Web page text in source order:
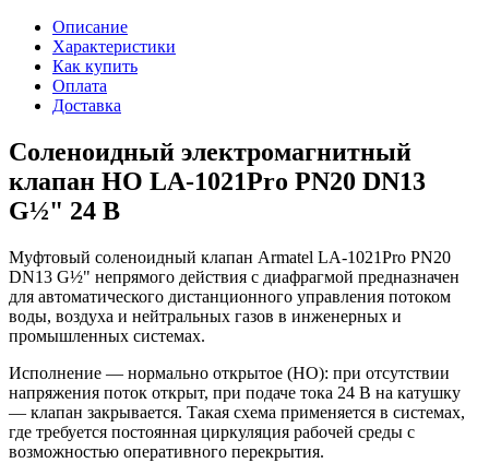
Описание
Характеристики
Как купить
Оплата
Доставка
Соленоидный электромагнитный
клапан НО LA-1021Pro PN20 DN13
G½" 24 В
Муфтовый соленоидный клапан Armatel LA-1021Pro PN20
DN13 G½" непрямого действия с диафрагмой предназначен
для автоматического дистанционного управления потоком
воды, воздуха и нейтральных газов в инженерных и
промышленных системах.
Исполнение — нормально открытое (НО): при отсутствии
напряжения поток открыт, при подаче тока 24 В на катушку
— клапан закрывается. Такая схема применяется в системах,
где требуется постоянная циркуляция рабочей среды с
возможностью оперативного перекрытия.